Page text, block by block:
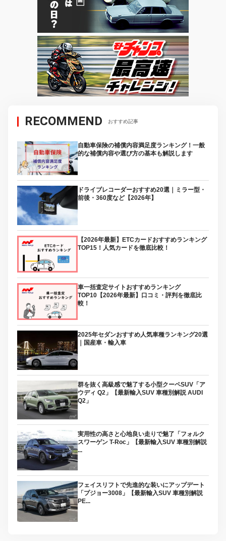
RECOMMEND おすすめ記事
自動車保険の補償内容満足度ランキング！一般
的な補償内容や選び方の基本も解説します
ドライブレコーダーおすすめ20選｜ミラー型・
前後・360度など【2026年】
【2026年最新】ETCカードおすすめランキング
TOP15！人気カードを徹底比較！
車一括査定サイトおすすめランキング
TOP10【2026年最新】口コミ・評判を徹底比
較！
2025年セダンおすすめ人気車種ランキング20選
｜国産車・輸入車
群を抜く高級感で魅了する小型クーペSUV「ア
ウディ Q2」【最新輸入SUV 車種別解説 AUDI
Q2」
実用性の高さと心地良い走りで魅了「フォルク
スワーゲン T-Roc」【最新輸入SUV 車種別解説
...
フェイスリフトで先進的な装いにアップデート
「プジョー3008」【最新輸入SUV 車種別解説
PE...